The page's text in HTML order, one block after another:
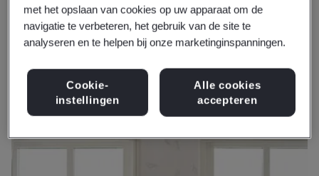
Een dynamische standaardiseringsaanpak helpt
zekerheid te bieden naarmate nieuwe technologieën
worden toegepast, waardoor uiteindelijk een veilige
sector ontstaat voor klanten en belanghebbenden.
met het opslaan van cookies op uw apparaat om de
navigatie te verbeteren, het gebruik van de site te
analyseren en te helpen bij onze marketinginspanningen.
Cookie-
instellingen
Alle cookies
accepteren